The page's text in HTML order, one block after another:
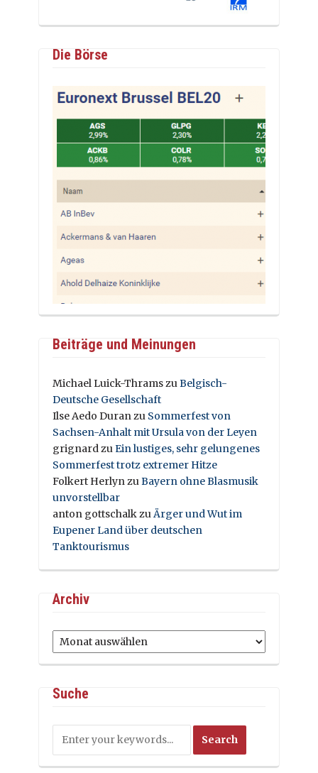
Die Börse
Beiträge und Meinungen
Michael Luick-ThramszuBelgisch-
Deutsche Gesellschaft
Ilse Aedo Duranzu Sommerfest von
Sachsen-Anhalt mit Ursula von der Leyen
grignardzuEin lustiges, sehr gelungenes
Sommerfest trotz extremer Hitze
Folkert HerlynzuBayern ohne Blasmusik
unvorstellbar
anton gottschalkzuÄrger und Wut im
Eupener Land über deutschen
Tanktourismus
Archiv
Archiv
Suche